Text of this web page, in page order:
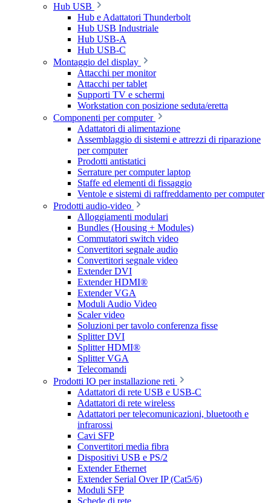
Hub USB
Hub e Adattatori Thunderbolt
Hub USB Industriale
Hub USB-A
Hub USB-C
Montaggio del display
Attacchi per monitor
Attacchi per tablet
Supporti TV e schermi
Workstation con posizione seduta/eretta
Componenti per computer
Adattatori di alimentazione
Assemblaggio di sistemi e attrezzi di riparazione
per computer
Prodotti antistatici
Serrature per computer laptop
Staffe ed elementi di fissaggio
Ventole e sistemi di raffreddamento per computer
Prodotti audio-video
Alloggiamenti modulari
Bundles (Housing + Modules)
Commutatori switch video
Convertitori segnale audio
Convertitori segnale video
Extender DVI
Extender HDMI®
Extender VGA
Moduli Audio Video
Scaler video
Soluzioni per tavolo conferenza fisse
Splitter DVI
Splitter HDMI®
Splitter VGA
Telecomandi
Prodotti IO per installazione reti
Adattatori di rete USB e USB-C
Adattatori di rete wireless
Adattatori per telecomunicazioni, bluetooth e
infrarossi
Cavi SFP
Convertitori media fibra
Dispositivi USB e PS/2
Extender Ethernet
Extender Serial Over IP (Cat5/6)
Moduli SFP
Schede di rete